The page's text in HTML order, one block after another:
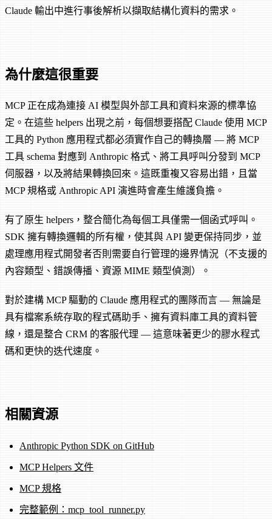
Claude 輸出中進行事後解析以擷取結構化資料的需求。
為什麼這很重要
MCP 正在成為連接 AI 模型與外部工具和資料來源的標準協
定。在這些 helpers 出現之前，每個想要搭配 Claude 使用 MCP
工具的 Python 應用程式都必須實作自己的轉換層 — 將 MCP
工具 schema 對應到 Anthropic 格式、將工具呼叫分發到 MCP
伺服器，以及將結果轉換回來。這既重複又容易出錯，且當
MCP 規格或 Anthropic API 演進時會產生維護負擔。
有了原生 helpers，整合簡化為每個工具僅需一個函式呼叫。
SDK 擁有轉換邏輯的所有權，使其與 API 變更保持同步，並
處理應用程式開發者否則需要自行管理的邊界情況（不支援的
內容類型、錯誤傳播、資源 MIME 類型偵測）。
對於建構 MCP 驅動的 Claude 應用程式的團隊而言 — 無論是
具有檔案系統存取的程式碼助手、擁有資料庫工具的資料管
線，還是整合 CRM 的客服代理 — 這意味著更少的膠水程式
碼和更快的迭代速度。
相關資源
Anthropic Python SDK on GitHub
MCP Helpers 文件
MCP 規格
完整範例：mcp_tool_runner.py